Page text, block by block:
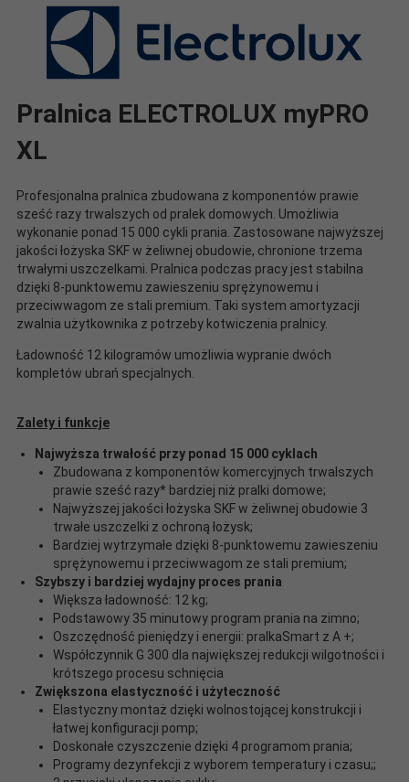
Pralnica ELECTROLUX myPRO
XL
Profesjonalna pralnica zbudowana z komponentów prawie
sześć razy trwalszych od pralek domowych. Umożliwia
wykonanie ponad 15 000 cykli prania. Zastosowane najwyższej
jakości łożyska SKF w żeliwnej obudowie, chronione trzema
trwałymi uszczelkami. Pralnica podczas pracy jest stabilna
dzięki 8-punktowemu zawieszeniu sprężynowemu i
przeciwwagom ze stali premium. Taki system amortyzacji
zwalnia użytkownika z potrzeby kotwiczenia pralnicy.
Ładowność 12 kilogramów umożliwia wypranie dwóch
kompletów ubrań specjalnych.
Zalety i funkcje
Najwyższa trwałość przy ponad 15 000 cyklach
Zbudowana z komponentów komercyjnych trwalszych
prawie sześć razy* bardziej niż pralki domowe;
Najwyższej jakości łożyska SKF w żeliwnej obudowie 3
trwałe uszczelki z ochroną łożysk;
Bardziej wytrzymałe dzięki 8-punktowemu zawieszeniu
sprężynowemu i przeciwwagom ze stali premium;
Szybszy i bardziej wydajny proces prania
Większa ładowność: 12 kg;
Podstawowy 35 minutowy program prania na zimno;
Oszczędność pieniędzy i energii: pralkaSmart z A +;
Współczynnik G 300 dla największej redukcji wilgotności i
krótszego procesu schnięcia
Zwiększona elastyczność i użyteczność
Elastyczny montaż dzięki wolnostojącej konstrukcji i
łatwej konfiguracji pomp;
Doskonałe czyszczenie dzięki 4 programom prania;
Programy dezynfekcji z wyborem temperatury i czasu;;